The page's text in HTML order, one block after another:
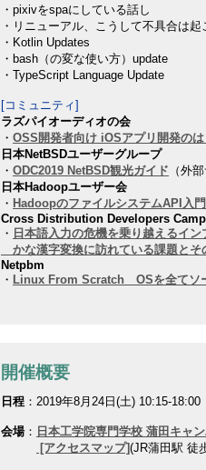
・pixivをspaにしている話し
・リニューアル、こうして不具合は起
・Kotlin Updates
・bash（の変な使い方）update
・TypeScript Language Update
[コミュニティ]
ラズパイオーディオの会
・ OSS開発者向け iOSアプリ開発の
日本NetBSDユーザーグループ
・ ODC2019 NetBSD観光ガイド （外
日本Hadoopユーザー会
・ HadoopのファイルシステムAPI入門
Cross Distribution Developers Camp
・ 日本語入力の危機を乗り越えるイ
かな漢字変換に訪れている課題とそ
Netpbm
・ Linux From Scratch OSを全てソ
開催概要
日程 ：2019年8月24日(土) 10:15-18:00
会場： 日本工学院専門学校 蒲田キャ
[アクセスマップ](JR蒲田駅 徒